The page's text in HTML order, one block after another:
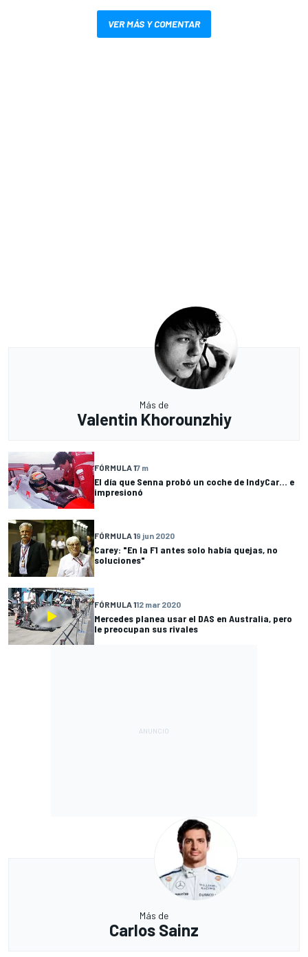
VER MÁS Y COMENTAR
Más de
Valentin Khorounzhiy
FÓRMULA 17 m
El día que Senna probó un coche de IndyCar... e
impresionó
FÓRMULA 19 jun 2020
Carey: "En la F1 antes solo había quejas, no
soluciones"
FÓRMULA 112 mar 2020
Mercedes planea usar el DAS en Australia, pero
le preocupan sus rivales
Más de
Carlos Sainz